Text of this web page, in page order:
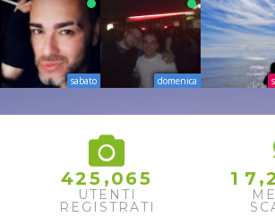
sabato domenica
425 ,065
UTENTI
REGISTRATI
1 7 ,